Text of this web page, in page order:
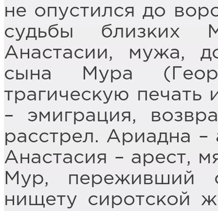
не опустился до
судьбы близких
Анастасии, мужа,
сына Мура
трагическую печать
– эмиграция,
расстрел. Ариадна –
Анастасия – арест,
Мур, переживший
нищету сиротской